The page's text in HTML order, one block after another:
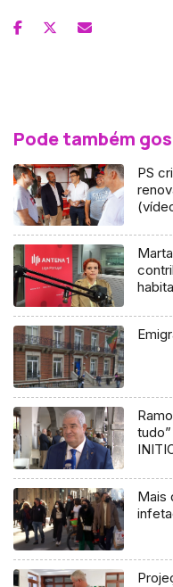
Pode também
PS
Mais